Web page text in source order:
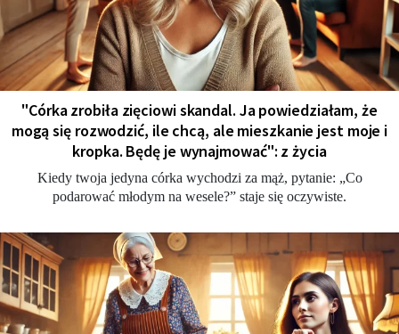
"Córka zrobiła zięciowi skandal. Ja powiedziałam, że
mogą się rozwodzić, ile chcą, ale mieszkanie jest moje i
kropka. Będę je wynajmować": z życia
Kiedy twoja jedyna córka wychodzi za mąż, pytanie: „Co
podarować młodym na wesele?” staje się oczywiste.